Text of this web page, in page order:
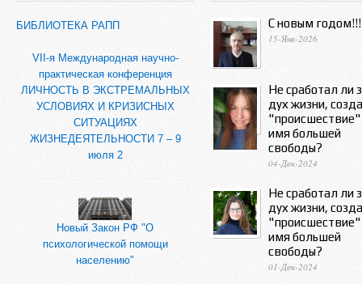
БИБЛИОТЕКА РАПП
VII-я Международная научно-
практическая конференция
ЛИЧНОСТЬ В ЭКСТРЕМАЛЬНЫХ
УСЛОВИЯХ И КРИЗИСНЫХ
СИТУАЦИЯХ
ЖИЗНЕДЕЯТЕЛЬНОСТИ 7 – 9
июля 2
Новый Закон РФ "О
психологической помощи
населению"
С новым годом!!!
15-Янв-2026
Не сработал ли
дух жизни,
"происшествие"
имя большей
свободы?
04-Дек-2024
Не сработал ли
дух жизни,
"происшествие"
имя большей
свободы?
01-Дек-2024